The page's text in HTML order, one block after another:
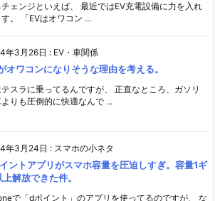
ェンジといえば、 最近ではEV充電設備に力を入れ
。 「EVはオワコン ...
年3月26日 : EV・車関係
オワコンになりそうな理由を考える。
スラに乗ってるんですが、 正直なところ、ガソリ
よりも圧倒的に快適なんで ...
年3月24日 : スマホの小ネタ
ントアプリがスマホ容量を圧迫しすぎ。容量1ギ
上解放できた件。
で「dポイント」のアプリを使ってるのですが、 な